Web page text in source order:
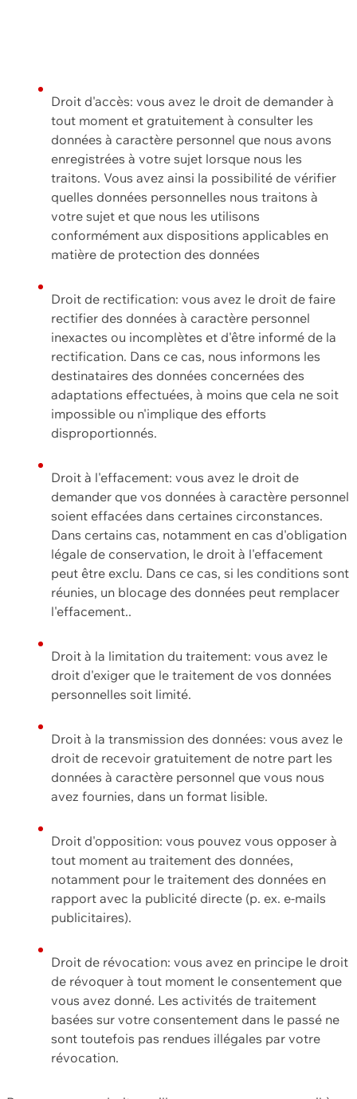
Droit d'accès: vous avez le droit de demander à
tout moment et gratuitement à consulter les
données à caractère personnel que nous avons
enregistrées à votre sujet lorsque nous les
traitons. Vous avez ainsi la possibilité de vérifier
quelles données personnelles nous traitons à
votre sujet et que nous les utilisons
conformément aux dispositions applicables en
matière de protection des données
Droit de rectification: vous avez le droit de faire
rectifier des données à caractère personnel
inexactes ou incomplètes et d'être informé de la
rectification. Dans ce cas, nous informons les
destinataires des données concernées des
adaptations effectuées, à moins que cela ne soit
impossible ou n'implique des efforts
disproportionnés.
Droit à l'effacement: vous avez le droit de
demander que vos données à caractère personnel
soient effacées dans certaines circonstances.
Dans certains cas, notamment en cas d'obligation
légale de conservation, le droit à l'effacement
peut être exclu. Dans ce cas, si les conditions sont
réunies, un blocage des données peut remplacer
l'effacement..
Droit à la limitation du traitement: vous avez le
droit d'exiger que le traitement de vos données
personnelles soit limité.
Droit à la transmission des données: vous avez le
droit de recevoir gratuitement de notre part les
données à caractère personnel que vous nous
avez fournies, dans un format lisible.
Droit d'opposition: vous pouvez vous opposer à
tout moment au traitement des données,
notamment pour le traitement des données en
rapport avec la publicité directe (p. ex. e-mails
publicitaires).
Droit de révocation: vous avez en principe le droit
de révoquer à tout moment le consentement que
vous avez donné. Les activités de traitement
basées sur votre consentement dans le passé ne
sont toutefois pas rendues illégales par votre
révocation.